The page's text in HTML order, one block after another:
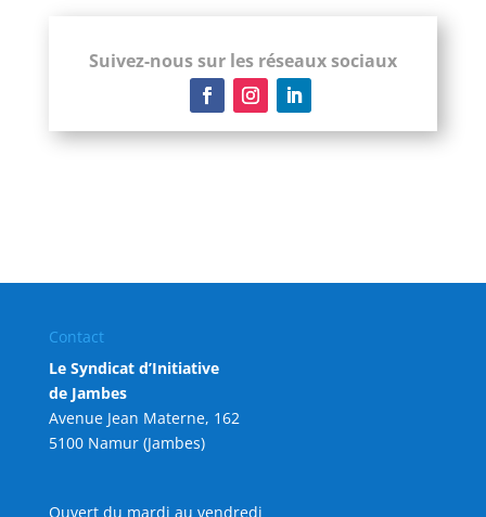
Suivez-nous sur les réseaux sociaux
Contact
Le Syndicat d’Initiative
de Jambes
Avenue Jean Materne, 162
5100 Namur (Jambes)
Ouvert du mardi au vendredi